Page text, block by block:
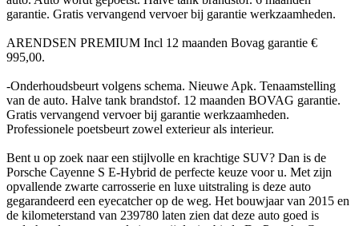
garantie. Gratis vervangend vervoer bij garantie werkzaamheden.
ARENDSEN PREMIUM Incl 12 maanden Bovag garantie €
995,00.
-Onderhoudsbeurt volgens schema. Nieuwe Apk. Tenaamstelling
van de auto. Halve tank brandstof. 12 maanden BOVAG garantie.
Gratis vervangend vervoer bij garantie werkzaamheden.
Professionele poetsbeurt zowel exterieur als interieur.
Bent u op zoek naar een stijlvolle en krachtige SUV? Dan is de
Porsche Cayenne S E-Hybrid de perfecte keuze voor u. Met zijn
opvallende zwarte carrosserie en luxe uitstraling is deze auto
gegarandeerd een eyecatcher op de weg. Het bouwjaar van 2015 en
de kilometerstand van 239780 laten zien dat deze auto goed is